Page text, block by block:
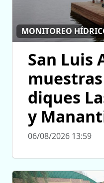
MONITOREO
San Luis
diques
y
06/08/2026 13:59